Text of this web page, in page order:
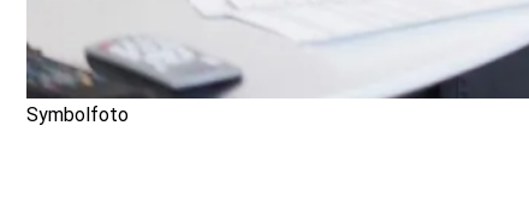
Symbolfoto